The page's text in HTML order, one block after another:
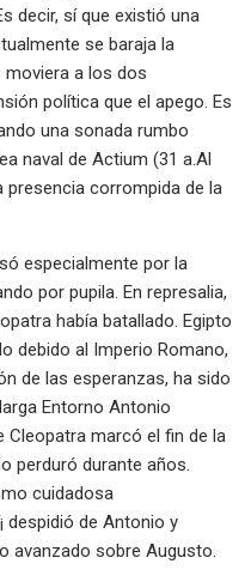
decir, sí que existió una
se baraja la
moviera a los dos
política que el apego. Es
una sonada rumbo
naval de Actium (31 a.Al
presencia corrompida de la
especialmente por la
por pupila. En represalia,
había batallado. Egipto
debido al Imperio Romano,
de las esperanzas, ha sido
Entorno Antonio
Cleopatra marcó el fin de la
perduró durante años.
cuidadosa
despidió de Antonio y
avanzado sobre Augusto.